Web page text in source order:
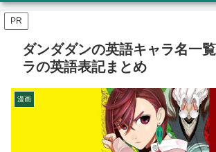
PR
ダンダダンの英語キャラ名一
ラの英語表記まとめ
漫画